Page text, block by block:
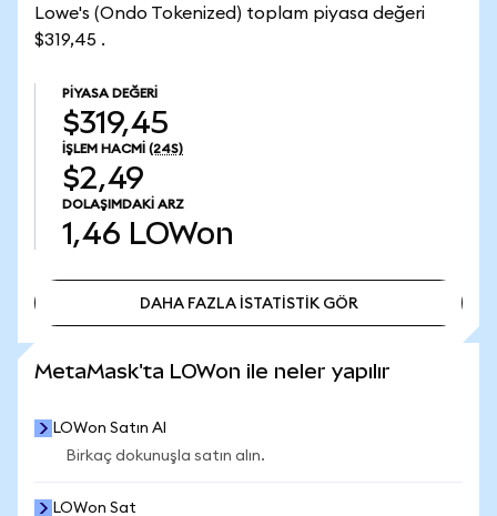
Lowe's (Ondo Tokenized) toplam piyasa değeri
$319,45 .
PIYASA DEĞERI
$319,45
İŞLEM HACMI (24S)
$2,49
DOLAŞIMDAKI ARZ
1,46 LOWon
DAHA FAZLA İSTATİSTİK GÖR
MetaMask'ta LOWon ile neler yapılır
LOWon Satın Al
Birkaç dokunuşla satın alın.
LOWon Sat